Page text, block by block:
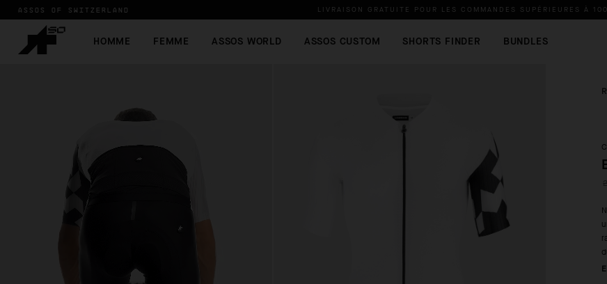
ASSOS OF SWITZERLAND LIVRAISON GRATUITE POUR LES COMMANDES SUPÉRIEURES À
HOMME FEMME ASSOS WORLD ASSOS CUSTOM SHORTS FINDER BUNDLES